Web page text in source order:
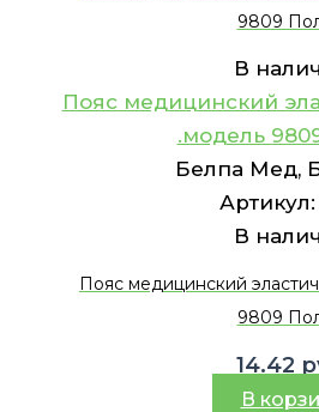
9809
В
Пояс медицинский
.модель
Белпа Мед,
Артикул:
В
Пояс медицинский
9809
14.42
В